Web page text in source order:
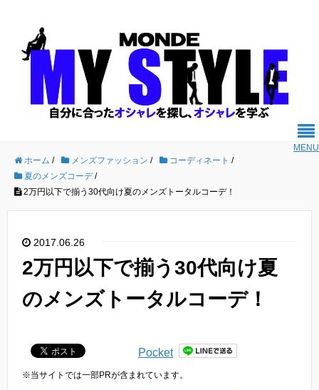
MENU
ホーム / メンズファッション / コーディネート /
夏のメンズコーデ/
2万円以下で揃う30代向け夏のメンズトータルコーデ！
2017.06.26
2万円以下で揃う30代向け夏
のメンズトータルコーデ！
Pocket
※当サイトでは一部PRが含まれています。